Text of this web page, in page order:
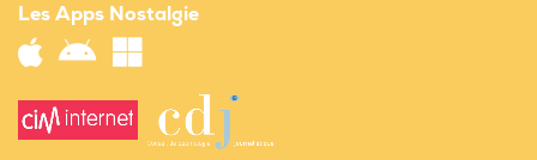
Les Apps Nostalgie